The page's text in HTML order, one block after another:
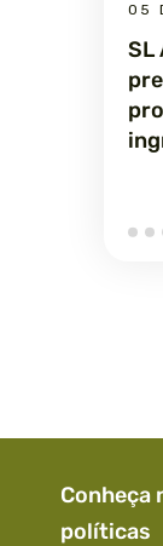
05
SL
Conheça
políticas